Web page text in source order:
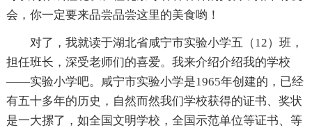
会，你一定要来品尝品尝这里的美食哟！
对了，我就读于湖北省咸宁市实验小学五（12）班，
担任班长，深受老师们的喜爱。我来介绍介绍我的学校
——实验小学吧。咸宁市实验小学是1965年创建的，已经
有五十多年的历史，自然而然我们学校获得的证书、奖状
是一大摞了，如全国文明学校，全国示范单位等证书、等